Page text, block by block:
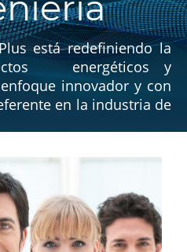
está redefiniendo la
energéticos y
innovador y con
en la industria de